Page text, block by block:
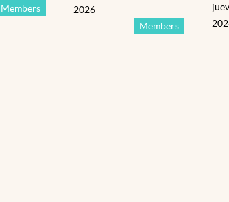
Members
Members
2026